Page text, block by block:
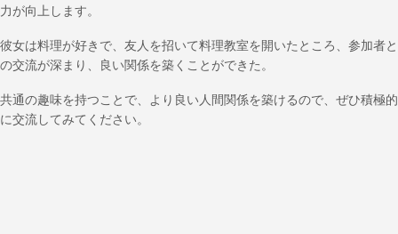
力が向上します。
彼女は料理が好きで、友人を招いて料理教室を開いたところ、参加者と
の交流が深まり、良い関係を築くことができた。
共通の趣味を持つことで、より良い人間関係を築けるので、ぜひ積極的
に交流してみてください。